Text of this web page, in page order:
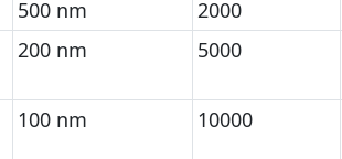
500 nm 2000
200 nm 5000
100 nm 10000